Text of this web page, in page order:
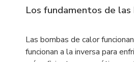
Los fundamentos de
Las bombas de calor
funcionan a la inversa para